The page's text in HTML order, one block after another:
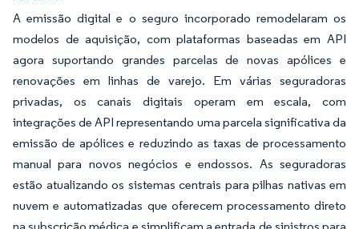
A emissão digital e o seguro incorporado remodelaram os
modelos de aquisição, com plataformas baseadas em API
agora suportando grandes parcelas de novas apólices e
renovações em linhas de varejo. Em várias seguradoras
privadas, os canais digitais operam em escala, com
integrações de API representando uma parcela significativa da
emissão de apólices e reduzindo as taxas de processamento
manual para novos negócios e endossos. As seguradoras
estão atualizando os sistemas centrais para pilhas nativas em
nuvem e automatizadas que oferecem processamento direto